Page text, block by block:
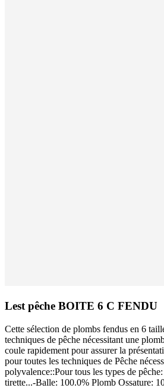
Lest pêche BOITE 6 C FENDU
Cette sélection de plombs fendus en 6
techniques de pêche nécessitant une
coule rapidement pour assurer la
pour toutes les techniques de Pêche
polyvalence::Pour tous les types de
tirette...-Balle: 100.0% Plomb Ossature: